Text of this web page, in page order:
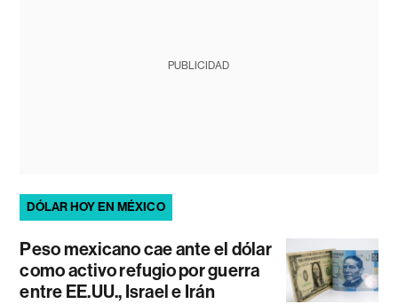
PUBLICIDAD
DÓLAR HOY EN MÉXICO
Peso mexicano cae ante el dólar
como activo refugio por guerra
entre EE.UU., Israel e Irán